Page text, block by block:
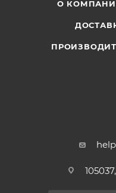
* Материал: винил
* У фигурки есть
Итачи вырезал весь
О